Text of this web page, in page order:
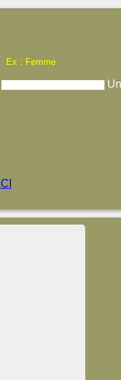
Ex : Femme
ICI